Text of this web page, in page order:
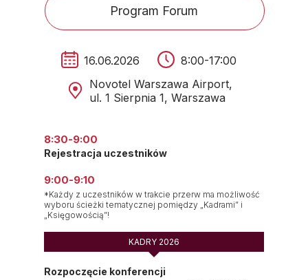
Program Forum
16.06.2026
8:00-17:00
Novotel Warszawa Airport,
ul. 1 Sierpnia 1, Warszawa
Rejestracja uczestników
8:30-9:00
KADRY 2026
Rozpoczęcie konferencji
9:00-9:10
*Każdy z uczestników w trakcie przerw ma możliwość
wyboru ścieżki tematycznej pomiędzy „Kadrami” i
„Księgowością”!